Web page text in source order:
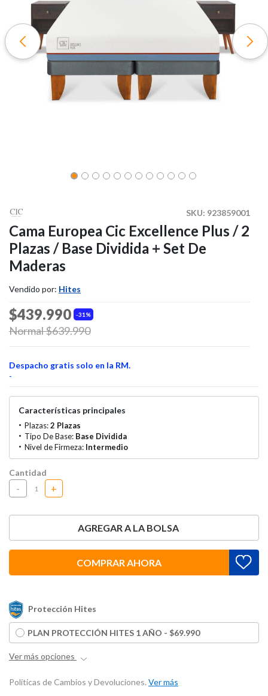
SKU: 923859001
Cama Europea Cic Excellence Plus / 2
Plazas / Base Dividida + Set De
Maderas
Vendido por: Hites
31%
$439.990
Price reduced from
Normal $639.990to
Despacho gratis solo en la RM.
-
Características principales
Plazas:2 Plazas
Tipo De Base: Base Dividida
Nivel de Firmeza: Intermedio
Cantidad
- +
AGREGAR A LA BOLSA
COMPRAR AHORA
Protección Hites
PLAN PROTECCIÓN HITES 1 AÑO - $69.990
Ver más opciones
Políticas de Cambios y Devoluciones. Ver más